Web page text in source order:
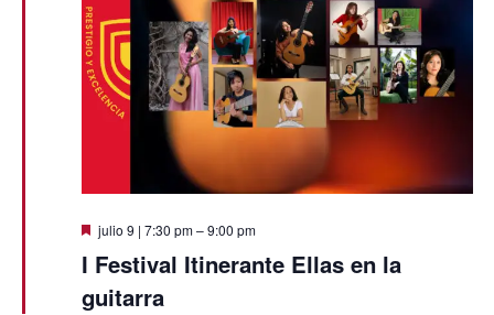
Destacado
julio 9 | 7:30 pm–9:00 pm
I Festival Itinerante Ellas en la
guitarra